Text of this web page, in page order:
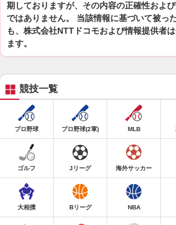
期しておりますが、その内容の正確性およ
ではありません。 当該情報に基づいて被っ
も、株式会社NTTドコモおよび情報提供者
ます。
競技一覧
プロ野球 プロ野球(2軍) MLB
ゴルフ Jリーグ 海外サッカー
大相撲 Bリーグ NBA